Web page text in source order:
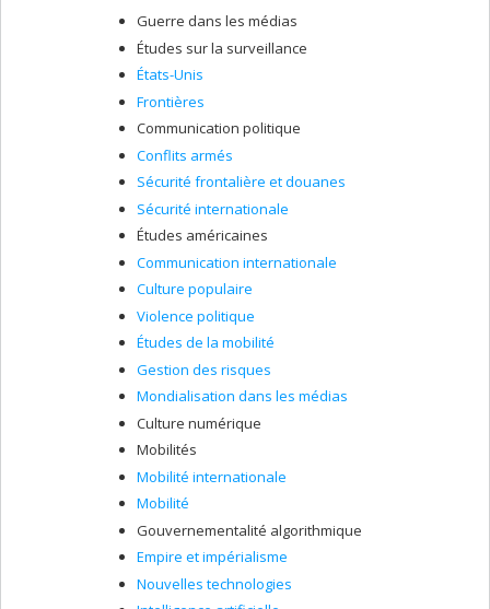
Guerre dans les médias
Études sur la surveillance
États-Unis
Frontières
Communication politique
Conflits armés
Sécurité frontalière et douanes
Sécurité internationale
Études américaines
Communication internationale
Culture populaire
Violence politique
Études de la mobilité
Gestion des risques
Mondialisation dans les médias
Culture numérique
Mobilités
Mobilité internationale
Mobilité
Gouvernementalité algorithmique
Empire et impérialisme
Nouvelles technologies